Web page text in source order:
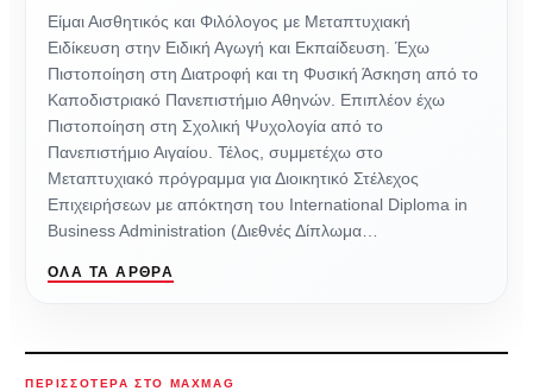
Είμαι Αισθητικός και Φιλόλογος με Μεταπτυχιακή
Ειδίκευση στην Ειδική Αγωγή και Εκπαίδευση. Έχω
Πιστοποίηση στη Διατροφή και τη Φυσική Άσκηση από το
Καποδιστριακό Πανεπιστήμιο Αθηνών. Επιπλέον έχω
Πιστοποίηση στη Σχολική Ψυχολογία από το
Πανεπιστήμιο Αιγαίου. Τέλος, συμμετέχω στο
Μεταπτυχιακό πρόγραμμα για Διοικητικό Στέλεχος
Επιχειρήσεων με απόκτηση του Internatiοnal Diploma in
Business Administration (Διεθνές Δίπλωμα…
ΌΛΑ ΤΑ ΆΡΘΡΑ
ΠΕΡΙΣΣΌΤΕΡΑ ΣΤΟ MAXMAG